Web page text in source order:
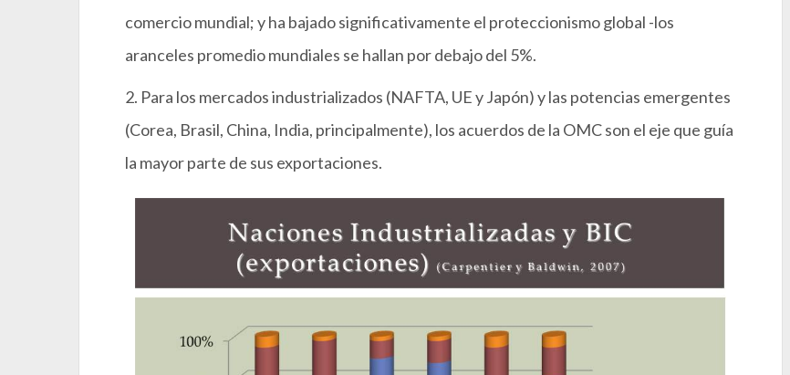
comercio mundial; y ha bajado significativamente el proteccionismo global -los
aranceles promedio mundiales se hallan por debajo del 5%.
2. Para los mercados industrializados (NAFTA, UE y Japón) y las potencias emergentes
(Corea, Brasil, China, India, principalmente), los acuerdos de la OMC son el eje que guía
la mayor parte de sus exportaciones.